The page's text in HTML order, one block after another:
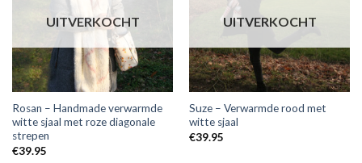
UITVERKOCHT
Rosan – Handmade verwarmde
witte sjaal met roze diagonale
strepen
€39.95
UITVERKOCHT
Suze – Verwarmde rood met
witte sjaal
€39.95